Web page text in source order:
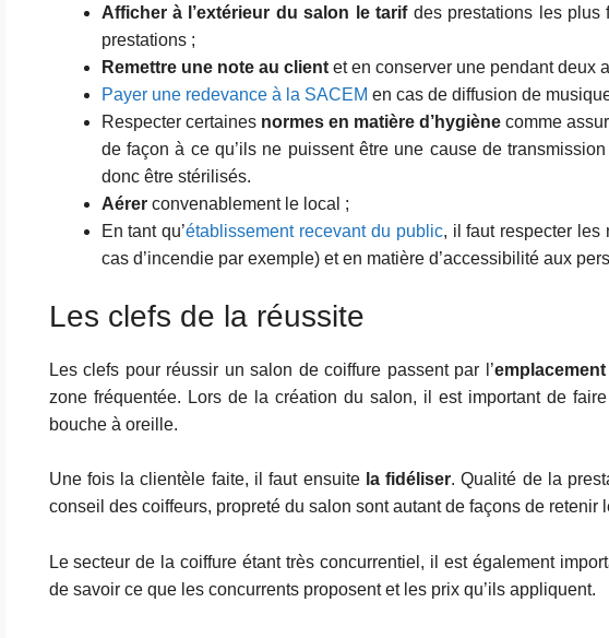
Afficher à l’extérieur du salon le tarifdes prestations les plus
prestations ;
Remettre une note au clientet en conserver une pendant deux
Payer une redevance à la SACEM en cas de diffusion de
Respecter certaines normes en matière d’hygiènecomme
de façon à ce qu’ils ne puissent être une cause de
donc être stérilisés.
Aérerconvenablement le local ;
En tant qu’établissement recevant du public, il faut respecter les
cas d’incendie par exemple) et en matière d’accessibilité aux
Les clefs de la réussite
Les clefs pour réussir un salon de coiffure passent par l’emplacement
zone fréquentée. Lors de la création du salon, il est important de
bouche à oreille.
Une fois la clientèle faite, il faut ensuite la fidéliser. Qualité de la
conseil des coiffeurs, propreté du salon sont autant de façons de retenir
Le secteur de la coiffure étant très concurrentiel, il est également
de savoir ce que les concurrents proposent et les prix qu’ils appliquent.